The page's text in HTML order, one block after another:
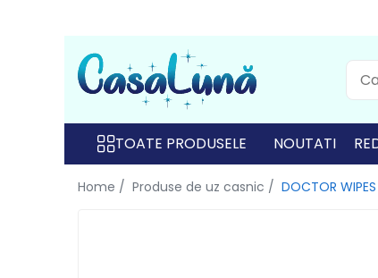
Toate Produsele
Gamma D'ORO
Gamma D'ORO
Gamma D'ORO Odorizant Cu
Betisoare 120 ml
TOATE PRODUSELE NOUTATI
Home / Produse de uz casnic / DOCTOR